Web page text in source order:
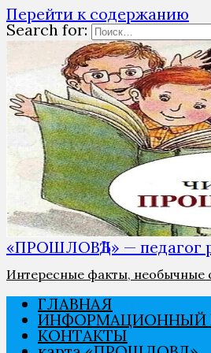
Перейти к содержанию
Search for:
«ПРОШЛОВѢД» — педагог
Интересные факты, необычные
ГЛАВНАЯ
ИНФОРМАЦИОННЫЙ
КОНТАКТЫ